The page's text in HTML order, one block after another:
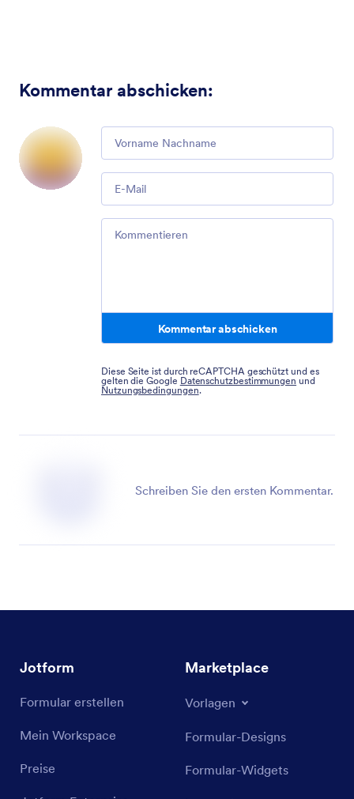
Kommentar abschicken:
Kommentar abschicken
Diese Seite ist durch reCAPTCHA geschützt und es
gelten die Google Datenschutzbestimmungen und
Nutzungsbedingungen.
Schreiben Sie den ersten Kommentar.
Jotform
Formular erstellen
Mein Workspace
Preise
Marketplace
Vorlagen
Formular-Designs
Formular-Widgets